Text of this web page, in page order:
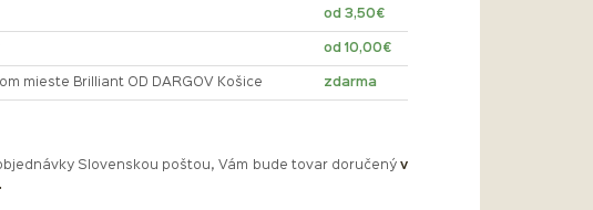
od 3,50€
od 10,00€
mieste Brilliant OD DARGOV Košice zdarma
Slovenskou poštou, Vám bude tovar doručený v